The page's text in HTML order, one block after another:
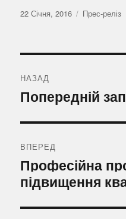
Оприлюднено
22 Січня, 2016 Категорії
Прес-реліз
записів
НАЗАД
Попередній
запис:
Попередній
ВПЕРЕД
Наступний
запис:
Професійна
підвищення